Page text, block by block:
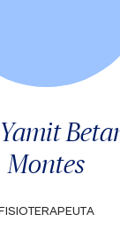
Montes